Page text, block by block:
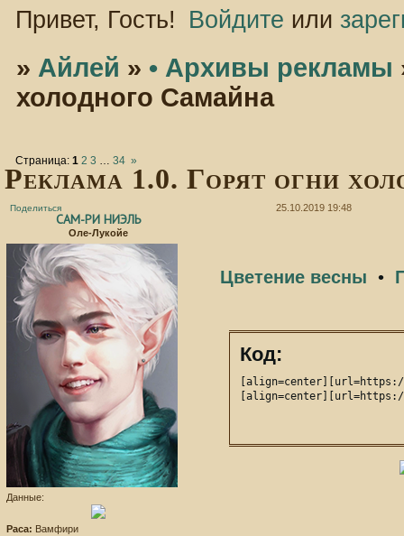
Привет, Гость! Войдите или
» Айлей » • Архивы рекламы
холодного Самайна
Реклама 1.0. Горят огни
Страница:1 2 3 … 34 »
Поделиться 25.10.2019 19:48
САМ-РИ НИЭЛЬ
Оле-Лукойе
Данные:
Раса: Вамфири
Цветение весны •
Код: